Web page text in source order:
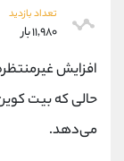
تعداد بازدید
۱۱,۹۸۰ بار
افزایش
حالی که بیت
می‌دهد.
اطلاعات تماس
تلفن
بدون پیش شماره
اینستاگرام